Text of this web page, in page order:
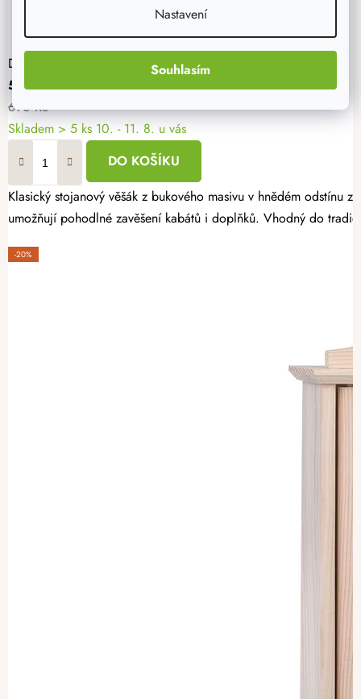
Nastavení
Souhlasím
Dřevěný stojanový věšák 175 cm - hnědý
552 Kč
690 Kč
Skladem > 5 ks 10. - 11. 8. u vás
DO KOŠÍKU
Klasický stojanový věšák z bukového masivu v hnědém odstínu
umožňují pohodlné zavěšení kabátů i doplňků. Vhodný do
-20%